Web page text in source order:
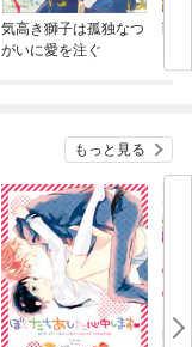
気高き獅子は孤独なつ
がいに愛を注ぐ
戦
もっと見る